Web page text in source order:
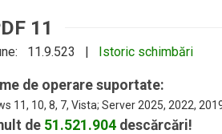
11
11.9.523 | Istoric schimbări
de operare suportate:
11, 10, 8, 7, Vista; Server 2025, 2022,
de 51.521.904 descărcări!